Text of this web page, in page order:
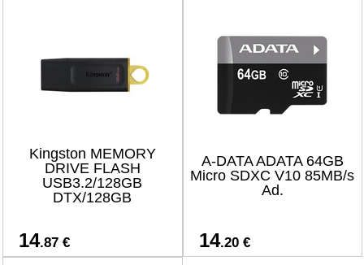
Kingston MEMORY
DRIVE FLASH
USB3.2/128GB
DTX/128GB
14.87 €
A-DATA ADATA 64GB
Micro SDXC V10 85MB/s
Ad.
14.20 €